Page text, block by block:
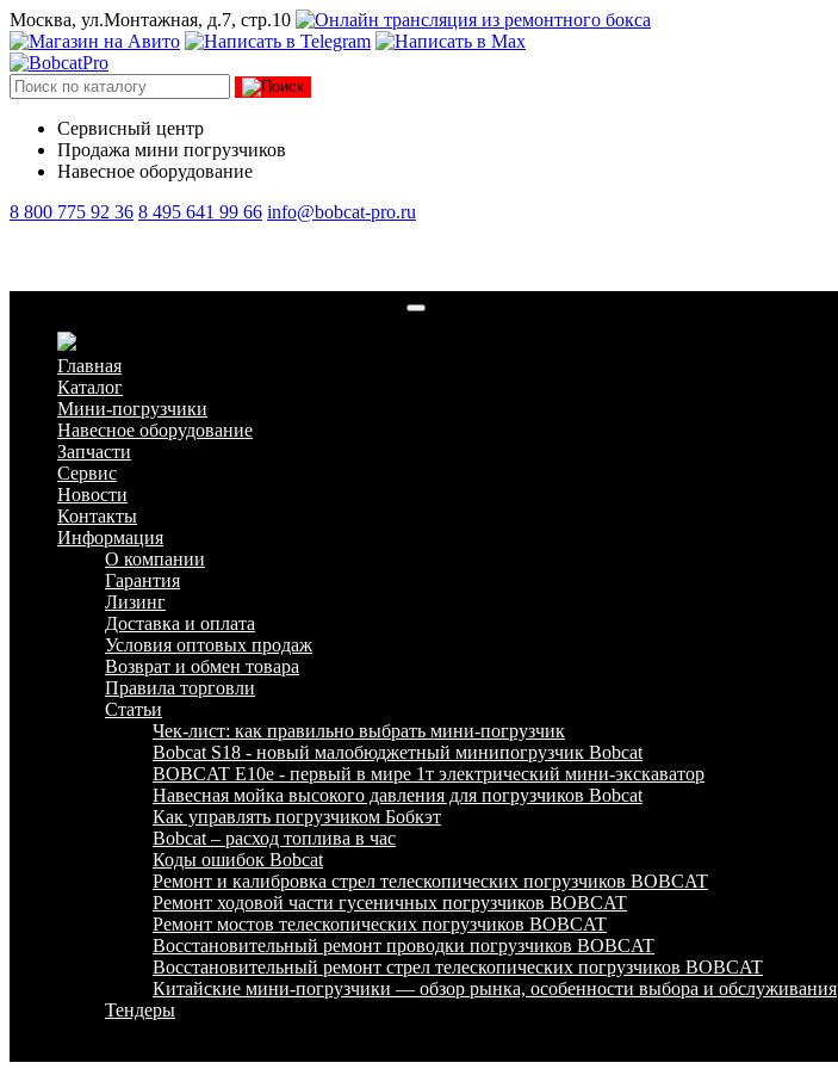
Москва, ул.Монтажная, д.7, стр.10
Сервисный центр
Продажа мини погрузчиков
Навесное оборудование
8 800 775 92 36 8 495 641 99 66 info@bobcat-pro.ru
Главная
Каталог
Мини-погрузчики
Навесное оборудование
Запчасти
Сервис
Новости
Контакты
Информация
О компании
Гарантия
Лизинг
Доставка и оплата
Условия оптовых продаж
Возврат и обмен товара
Правила торговли
Статьи
Чек-лист: как правильно выбрать мини-погрузчик
Bobcat S18 - новый малобюджетный минипогрузчик Bobcat
BOBCAT E10e - первый в мире 1т электрический мини-экскаватор
Навесная мойка высокого давления для погрузчиков Bobcat
Как управлять погрузчиком Бобкэт
Bobcat – расход топлива в час
Коды ошибок Bobcat
Ремонт и калибровка стрел телескопических погрузчиков BOBCAT
Ремонт ходовой части гусеничных погрузчиков BOBCAT
Ремонт мостов телескопических погрузчиков BOBCAT
Восстановительный ремонт проводки погрузчиков BOBCAT
Восстановительный ремонт стрел телескопических погрузчиков BOBCAT
Китайские мини-погрузчики — обзор рынка, особенности выбора и обслуживания
Тендеры